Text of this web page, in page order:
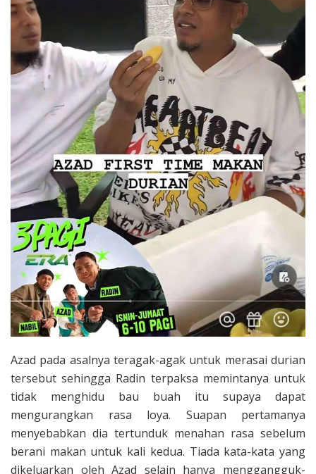
Azad pada asalnya teragak-agak untuk merasai durian
tersebut sehingga Radin terpaksa memintanya untuk
tidak menghidu bau buah itu supaya dapat
mengurangkan rasa loya. Suapan pertamanya
menyebabkan dia tertunduk menahan rasa sebelum
berani makan untuk kali kedua. Tiada kata-kata yang
dikeluarkan oleh Azad selain hanya menggangguk-